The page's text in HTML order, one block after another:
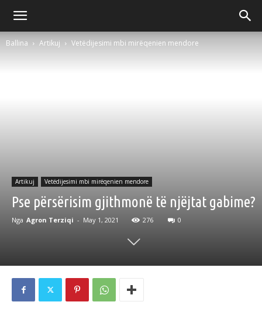
Ballina Artikuj Vetëdijesimi mbi mirëqenien mendore
Artikuj Vetëdijesimi mbi mirëqenien mendore
Pse përsërisim gjithmonë të njëjtat gabime?
Nga Agron Terziqi - May 1, 2021 276 0